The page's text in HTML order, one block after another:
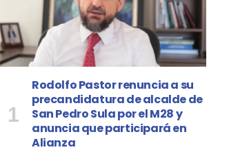
Rodolfo Pastor renuncia a su
precandidatura de alcalde de
San Pedro Sula por el M28 y
anuncia que participará en
Alianza